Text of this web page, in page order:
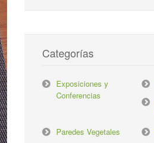
Categorías
Exposiciones y
Conferencias
Paredes Vegetales